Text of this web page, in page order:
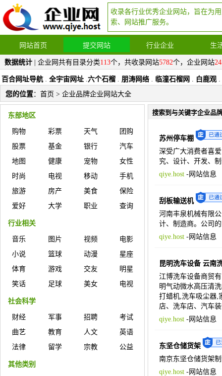
收录各行业优秀企业网站，旨在为
索、网站推广服务。
网站首页 提交网站 行业企业 生
数据统计 | 企业网共有目录分类113个，共收录网站5782个，企业网站
百合网址导航 . 全宇宙网址 .六个石榴 . 朋涛网络 . 临潼石榴网 . 白鹿观 .
您的位置： 首页 > 企业品牌企业网站大全
东部地区
购物 彩票 天气
团购
股票
基金 银行
汽车
地图
健康 宠物
女性
时尚
电视 移动
手机
旅游
房产 美食
保险
爱好
大学 职业 查询
行业相关
音乐 图片 视频
电影
小说
篮球 动漫
星座
体育
游戏 交友
明星
笑话
足球 美女 电视
社会科学
财经 军事 招聘
考试
曲艺
教育 人文
英语
法律
留学 宗教 公益
其他类别
搜索到与关键字企业品
苏州停车棚
深受广大消费者喜
究、设计、开发、
qiye.host-网站信息
刮板输送机
河南丰泉机械有限
计、制造商。公司
qiye.host-网站信息
昆明洗车设备 云南
江博洗车设备商贸
明气动微水高压清
打蜡机,洗车吸尘器,
店、洗车店、汽车
qiye.host-网站信息
东坚仓储货架
南京东坚仓储货架
qiye.host-网站信息